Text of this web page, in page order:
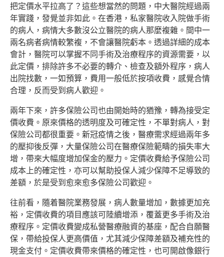
把定價水平拉高了？這些想當然的問題，中大醫院經過兩
年實踐，發覺並非如此。在香港，私家醫院收入院做手術
的病人，病情大多數沒公立醫院的病人那麼複雜。間中一
兩名病者病情較繁複，不會讓醫院虧本。透過詳細的成本
會計，醫院可以掌握不同手術及治療程序的資源需要，以
此定價，排除許多不必要的轉介、檢查及額外程序，病人
出院找數，一如預算，費用一般低於按項收費，感覺合情
合理，反而受到病人歡迎。
兩年下來，許多保險公司也由開始時的猶豫，轉為接受定
價收費。原來價格的透明度及可確定性，不單對病人，對
保險公司都很重要。新冠疫情之後，醫療需求經過兩年多
的壓抑後反彈，大量保險公司在醫療保險範疇的損失率大
增，帶來大幅度增加保金的壓力。定價收費給予保險公司
成本上的確定性，亦可以幫助投保人減少保障不足導致的
差額，於是受到愈來愈多保險公司歡迎。
往前看，隨着醫院業務發展，病人數量增加，數據更加充
裕，定價收費的項目應該可陸續增添，覆蓋更多手術及治
療程序。定價收費變成私營醫療融資的基座，配合自願醫
保，帶給投保人更高價值，尤其減少保障差額及補充性的
現金支付。定價收費帶來價格的確定性，也可開啟像銀行